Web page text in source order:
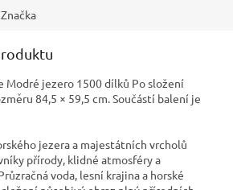
Značka
Modré jezero 1500 dílků Po složení
84,5 × 59,5 cm. Součástí balení je
jezera a majestátních vrcholů
přírody, klidné atmosféry a
voda, lesní krajina a horské